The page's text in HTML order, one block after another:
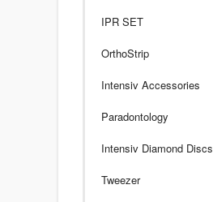
IPR SET
OrthoStrip
Intensiv Accessories
Paradontology
Intensiv Diamond Discs
Tweezer